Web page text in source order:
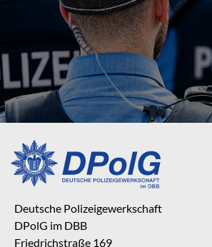
Deutsche Polizeigewerkschaft
DPolG im DBB
Friedrichstraße 169